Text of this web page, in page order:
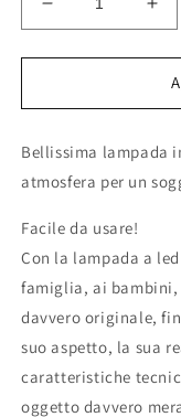
Diminuisci
quantità
per
personalizzata
legno
idea
paralume
lampada
cameretta
bambini
regalo
natale
regalo
bambini
per
Bellissima lampada
atmosfera per un
Facile da usare!
Con la lampada a
famiglia, ai
davvero originale,
suo aspetto, la sua
caratteristiche
oggetto davvero